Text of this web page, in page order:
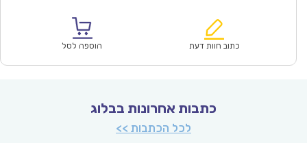
₪100.00.
הוא:
כתוב חוות דעת הוספה לסל
כתבות אחרונות בבלוג
לכל הכתבות >>